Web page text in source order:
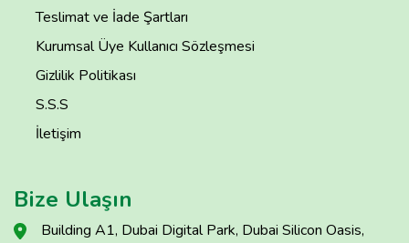
Teslimat ve İade Şartları
Kurumsal Üye Kullanıcı Sözleşmesi
Gizlilik Politikası
S.S.S
İletişim
Bize Ulaşın
Building A1, Dubai Digital Park, Dubai Silicon Oasis,